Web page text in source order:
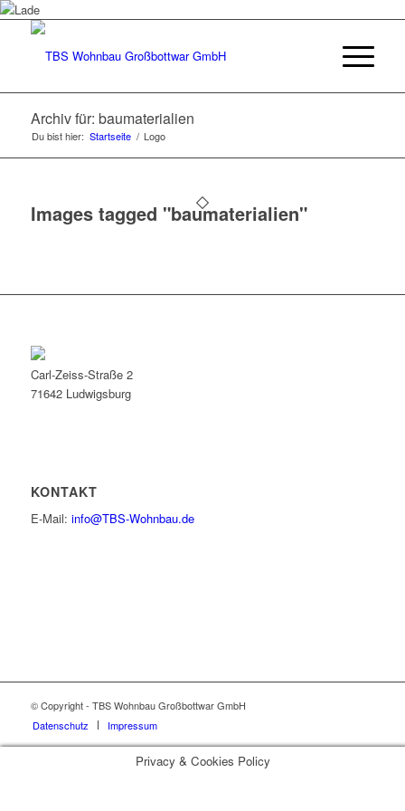
Archiv für: baumaterialien
Du bist hier: Startseite / Logo
Images tagged "baumaterialien"
Carl-Zeiss-Straße 2
71642 Ludwigsburg
KONTAKT
E-Mail: info@TBS-Wohnbau.de
© Copyright - TBS Wohnbau Großbottwar GmbH
Datenschutz
Impressum
Privacy & Cookies Policy